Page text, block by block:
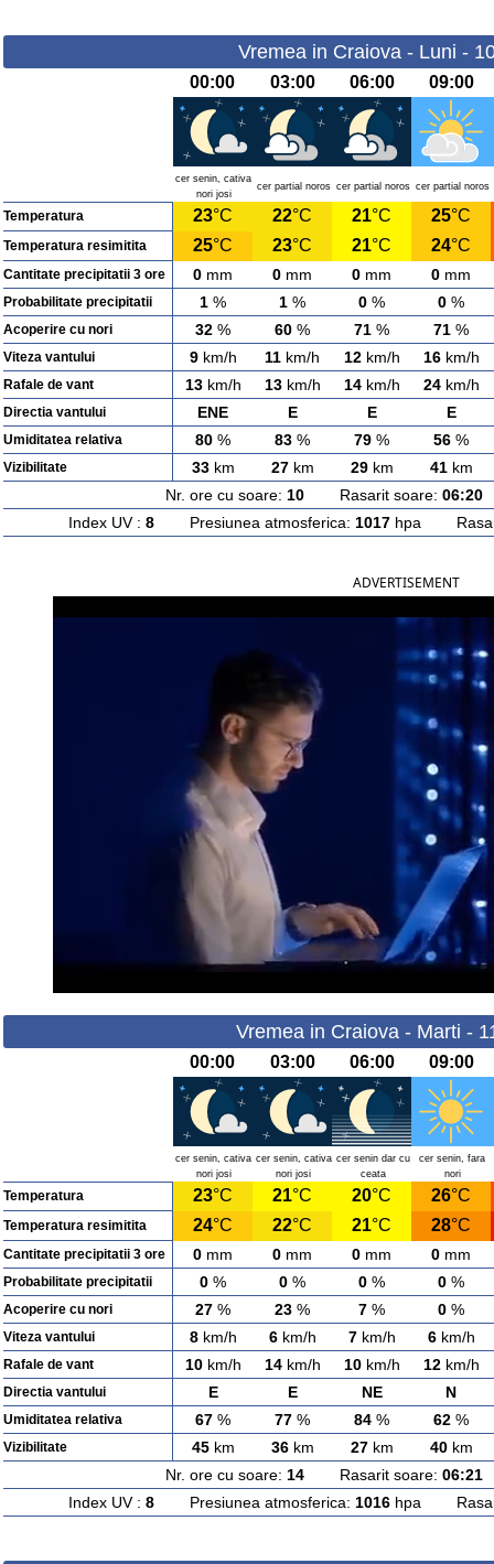
Vremea in Craiova - Luni -
00:00 03:00 06:00 09:00
cer senin, cativa
nori josi
cer partial noros cer partial noros cer partial noros
Temperatura 23°C 22°C 21°C 25°C
Temperatura resimitita 25°C 23°C 21°C 24°C
Cantitate precipitatii 3 ore 0 mm 0 mm 0 mm 0 mm
Probabilitate precipitatii 1 % 1 % 0 % 0 %
Acoperire cu nori 32 % 60 % 71 % 71 %
Viteza vantului 9km/h 11 km/h 12km/h 16km/h
Rafale de vant 13km/h 13km/h 14km/h 24km/h
Directia vantului ENE E E E
Umiditatea relativa 80 % 83 % 79 % 56 %
Vizibilitate 33km 27km 29km 41km
Nr. ore cu soare: 10Rasarit soare: 06:20
Index UV : 8Presiunea atmosferica: 1017hpa
ADVERTISEMENT
Vremea in Craiova - Marti -
00:00 03:00 06:00 09:00
cer senin, cativa
nori josi
cer senin, cativa
nori josi
cer senin dar cu
ceata
cer senin, fara
nori
Temperatura 23°C 21°C 20°C 26°C
Temperatura resimitita 24°C 22°C 21°C 28°C
Cantitate precipitatii 3 ore 0 mm 0 mm 0 mm 0 mm
Probabilitate precipitatii 0 % 0 % 0 % 0 %
Acoperire cu nori 27 % 23 % 7 % 0 %
Viteza vantului 8km/h 6km/h 7km/h 6km/h
Rafale de vant 10km/h 14km/h 10km/h 12km/h
Directia vantului E E NE N
Umiditatea relativa 67 % 77 % 84 % 62 %
Vizibilitate 45km 36km 27km 40km
Nr. ore cu soare: 14Rasarit soare: 06:21
Index UV : 8Presiunea atmosferica: 1016hpa